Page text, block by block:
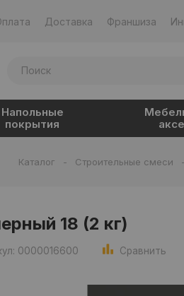
Доставка Франшиза
Напольные
покрытия
Каталог - Строительные смеси -
18 (2 кг)
0000016600 Сравнить